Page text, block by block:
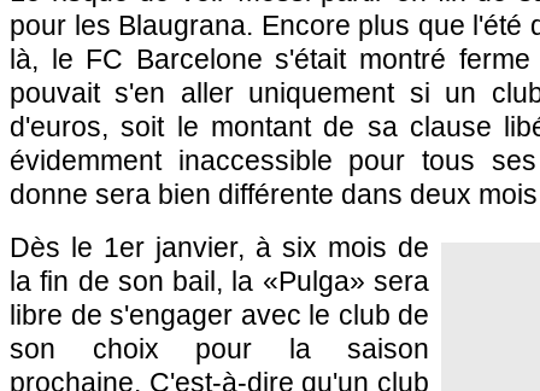
pour les Blaugrana. Encore plus que l'été
là, le FC Barcelone s'était montré
pouvait s'en aller uniquement si un
d'euros, soit le montant de sa clause
évidemment inaccessible pour tous
donne sera bien différente dans deux
Dès le 1er janvier, à six mois de
la fin de son bail, la «Pulga» sera
libre de s'engager avec le club de
son choix pour la saison
prochaine. C'est-à-dire qu'un club